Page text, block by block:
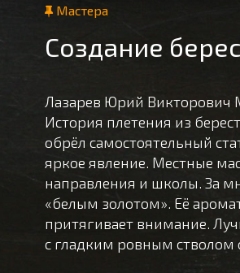
Мастера
Создание
Лазарев Юрий Викторович
История плетения из
обрёл самостоятельный
яркое явление. Местные
направления и школы. За
«белым золотом». Её
притягивает внимание.
с гладким ровным